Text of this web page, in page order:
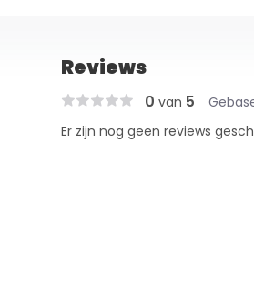
Reviews
0 van 5
Er zijn nog geen reviews